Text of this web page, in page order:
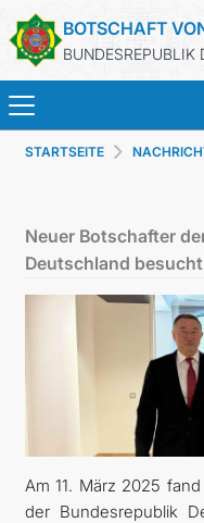
BOTSCHAFT
BUNDESREPUBLIK
STARTSEITE
Neuer Botschafter
Deutschland
Am 11. März 2025
der Bundesrepublik